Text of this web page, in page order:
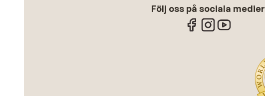
Följ oss på sociala medier